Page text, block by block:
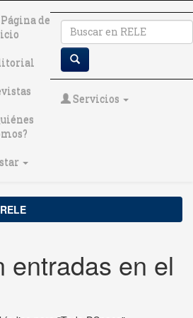
de
Servicios
entradas en el